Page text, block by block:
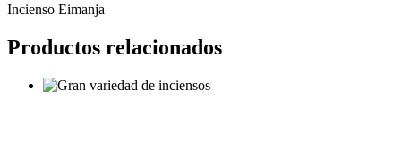
Incienso Eimanja
Productos relacionados